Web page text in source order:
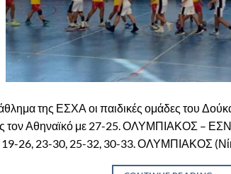
της ΕΣΧΑ οι παιδικές ομάδες του
τον Αθηναϊκό με 27-25. ΟΛΥΜΠΙΑΚΟΣ –
26, 23-30, 25-32, 30-33. ΟΛΥΜΠΙΑΚΟΣ